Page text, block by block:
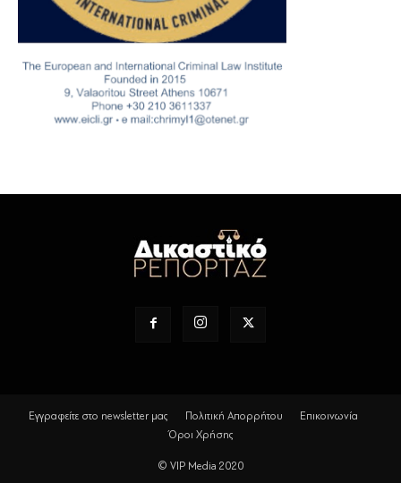
Εγγραφείτε στο newsletter μας Πολιτική Απορρήτου
Επικοινωνία
Όροι Χρήσης
© VIP Media 2020